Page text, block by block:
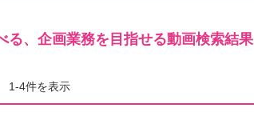
る、企画業務を目指せる動画検索結果
1-4件を表示